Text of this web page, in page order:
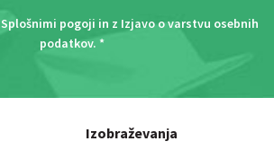
Splošnimi pogoji in z Izjavo o varstvu osebnih
podatkov. *
Izobraževanja